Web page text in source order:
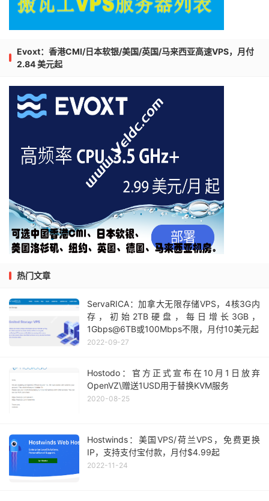
Evoxt：香港CMI/日本软银/美国/英国/马来西亚高速VPS，月付
2.84 美元起
热门文章
ServaRICA：加拿大无限存储VPS，4核3G内
存，初始2TB硬盘，每日增长3GB，
1Gbps@6TB或100Mbps不限，月付10美元起
2022-09-27
Hostodo：官方正式宣布在10月1日放弃
OpenVZ\赠送1USD用于替换KVM服务
2020-08-25
Hostwinds：美国VPS/荷兰VPS，免费更换
IP，支持支付宝付款，月付$4.99起
2022-11-24